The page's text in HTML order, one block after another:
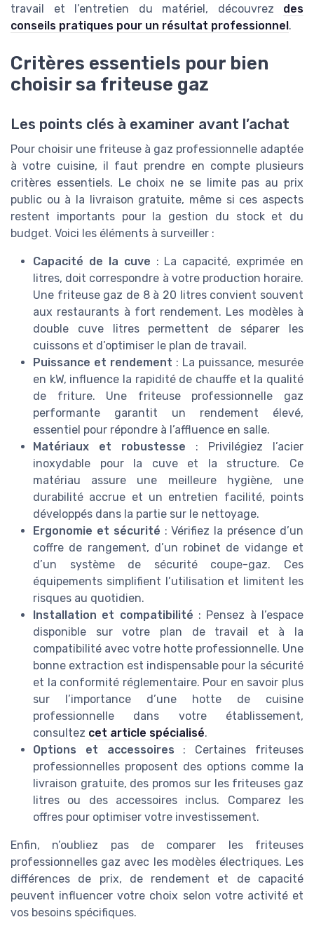
travail et l’entretien du matériel, découvrez des
conseils pratiques pour un résultat professionnel .
Critères essentiels pour bien
choisir sa friteuse gaz
Les points clés à examiner avant l’achat
Pour choisir une friteuse à gaz professionnelle adaptée
à votre cuisine, il faut prendre en compte plusieurs
critères essentiels. Le choix ne se limite pas au prix
public ou à la livraison gratuite, même si ces aspects
restent importants pour la gestion du stock et du
budget. Voici les éléments à surveiller :
Capacité de la cuve : La capacité, exprimée en
litres, doit correspondre à votre production horaire.
Une friteuse gaz de 8 à 20 litres convient souvent
aux restaurants à fort rendement. Les modèles à
double cuve litres permettent de séparer les
cuissons et d’optimiser le plan de travail.
Puissance et rendement : La puissance, mesurée
en kW, influence la rapidité de chauffe et la qualité
de friture. Une friteuse professionnelle gaz
performante garantit un rendement élevé,
essentiel pour répondre à l’affluence en salle.
Matériaux et robustesse : Privilégiez l’acier
inoxydable pour la cuve et la structure. Ce
matériau assure une meilleure hygiène, une
durabilité accrue et un entretien facilité, points
développés dans la partie sur le nettoyage.
Ergonomie et sécurité : Vérifiez la présence d’un
coffre de rangement, d’un robinet de vidange et
d’un système de sécurité coupe-gaz. Ces
équipements simplifient l’utilisation et limitent les
risques au quotidien.
Installation et compatibilité : Pensez à l’espace
disponible sur votre plan de travail et à la
compatibilité avec votre hotte professionnelle. Une
bonne extraction est indispensable pour la sécurité
et la conformité réglementaire. Pour en savoir plus
sur l’importance d’une hotte de cuisine
professionnelle dans votre établissement,
consultez cet article spécialisé.
Options et accessoires : Certaines friteuses
professionnelles proposent des options comme la
livraison gratuite, des promos sur les friteuses gaz
litres ou des accessoires inclus. Comparez les
offres pour optimiser votre investissement.
Enfin, n’oubliez pas de comparer les friteuses
professionnelles gaz avec les modèles électriques. Les
différences de prix, de rendement et de capacité
peuvent influencer votre choix selon votre activité et
vos besoins spécifiques.